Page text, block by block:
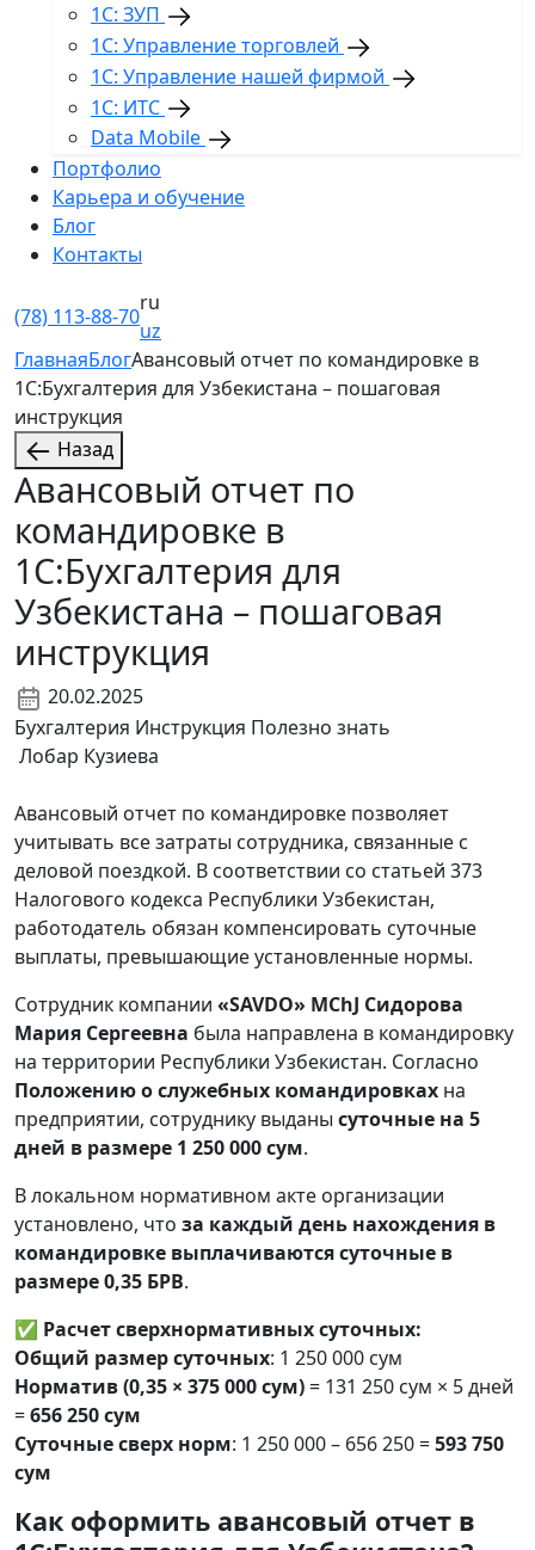
1С: ЗУП
1С: Управление торговлей
1С: Управление нашей фирмой
1С: ИТС
Data Mobile
Портфолио
Карьера и обучение
Блог
Контакты
(78) 113-88-70
ru
uz
ГлавнаяБлогАвансовый отчет по командировке в
1С:Бухгалтерия для Узбекистана – пошаговая
инструкция
Назад
Авансовый отчет по
командировке в
1С:Бухгалтерия для
Узбекистана – пошаговая
инструкция
20.02.2025
Бухгалтерия Инструкция Полезно знать
Лобар Кузиева
Авансовый отчет по командировке позволяет
учитывать все затраты сотрудника, связанные с
деловой поездкой. В соответствии со статьей 373
Налогового кодекса Республики Узбекистан,
работодатель обязан компенсировать суточные
выплаты, превышающие установленные нормы.
Сотрудник компании «SAVDO» MChJ Сидорова
Мария Сергеевна была направлена в командировку
на территории Республики Узбекистан. Согласно
Положению о служебных командировках на
предприятии, сотруднику выданы суточные на 5
дней в размере 1 250 000 сум.
В локальном нормативном акте организации
установлено, что за каждый день нахождения в
командировке выплачиваются суточные в
размере 0,35 БРВ.
✅ Расчет сверхнормативных суточных:
Общий размер суточных: 1 250 000 сум
Норматив (0,35 × 375 000 сум)= 131 250 сум × 5 дней
=656 250 сум
Суточные сверх норм: 1 250 000 – 656 250 =593 750
сум
Как оформить авансовый отчет в